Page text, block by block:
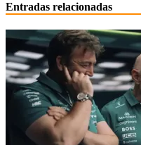
Entradas relacionadas